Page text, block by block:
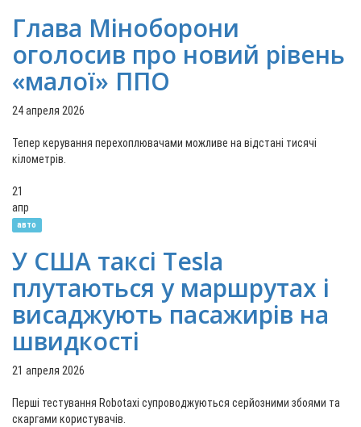
Глава Міноборони
оголосив про новий рівень
«малої» ППО
24 апреля 2026
Тепер керування перехоплювачами можливе на відстані тисячі
кілометрів.
21
апр
авто
У США таксі Tesla
плутаються у маршрутах і
висаджують пасажирів на
швидкості
21 апреля 2026
Перші тестування Robotaxi супроводжуються серйозними збоями та
скаргами користувачів.